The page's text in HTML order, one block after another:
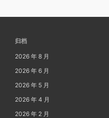
归档
2026 年 8 月
2026 年 6 月
2026 年 5 月
2026 年 4 月
2026 年 2 月